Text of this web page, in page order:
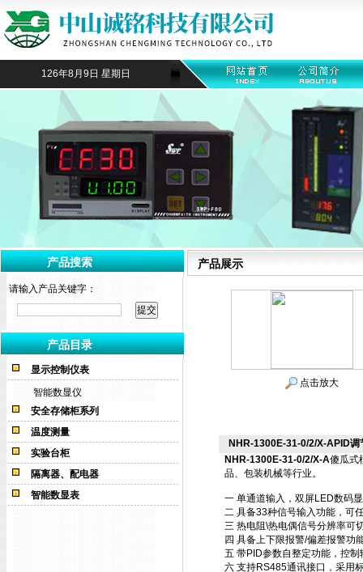
126年8月9日 星期日
产品搜索
请输入产品关键字：
产品目录
显示控制仪表
智能数显仪
安全存储柜系列
温度测量
实验台柜
隔离器、配电器
智能数显表
产品展示
点击放大
NHR-1300E-31-0/2/X-APID
NHR-1300E-31-0/2/X-A傻瓜式
品、包装机械等行业。
一 单通道输入，双屏LED数码
二 具备33种信号输入功能，可
三 热电阻\热电偶信号分辨率
四 具备上下限报警/偏差报警功
五 带PID参数自整定功能，控
六 支持RS485通讯接口，采用